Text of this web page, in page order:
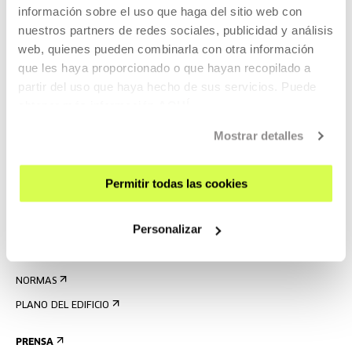
información sobre el uso que haga del sitio web con
nuestros partners de redes sociales, publicidad y análisis
web, quienes pueden combinarla con otra información
que les haya proporcionado o que hayan recopilado a
partir del uso que haya hecho de sus servicios. Puede
Mostrar detalles
Permitir todas las cookies
Personalizar
REGÍSTRATE AL BOLETÍN
NORMAS
PLANO DEL EDIFICIO
PRENSA